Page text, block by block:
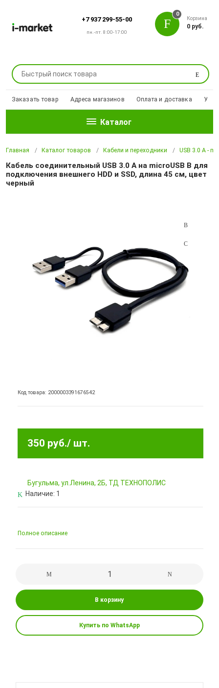
+7 937 299-55-00
пн.-пт. 8:00-17:00
Поиск
0
Корзина
0 руб.
Заказать товар Адреса магазинов Оплата и доставка
Каталог
Главная Каталог товаров Кабели и переходники USB 3.0 A -
Кабель соединительный USB 3.0 A на microUSB B для
подключения внешнего HDD и SSD, длина 45 см, цвет
черный
Код товара: 2000003391676542
350 руб./ шт.
Бугульма, ул.Ленина, 2Б, ТД ТЕХНОПОЛИС
Наличие: 1
Полное описание
В корзину
Купить по WhatsApp